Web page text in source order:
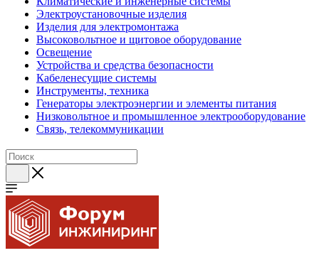
Электроустановочные изделия
Изделия для электромонтажа
Высоковольтное и щитовое оборудование
Освещение
Устройства и средства безопасности
Кабеленесущие системы
Инструменты, техника
Генераторы электроэнергии и элементы питания
Низковольтное и промышленное электрооборудование
Связь, телекоммуникации